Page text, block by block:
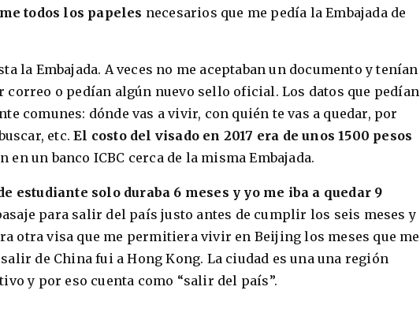
todos los papeles necesarios que me pedía la Embajada de
la Embajada. A veces no me aceptaban un documento y tenían
correo o pedían algún nuevo sello oficial. Los datos que pedían
comunes: dónde vas a vivir, con quién te vas a quedar, por
etc.El costo del visado en 2017 era de unos 1500 pesos
en un banco ICBC cerca de la misma Embajada.
estudiante solo duraba 6 meses y yo me iba a quedar 9
para salir del país justo antes de cumplir los seis meses y
otra visa que me permitiera vivir en Beijing los meses que me
de China fui a Hong Kong. La ciudad es una una región
y por eso cuenta como “salir del país”.